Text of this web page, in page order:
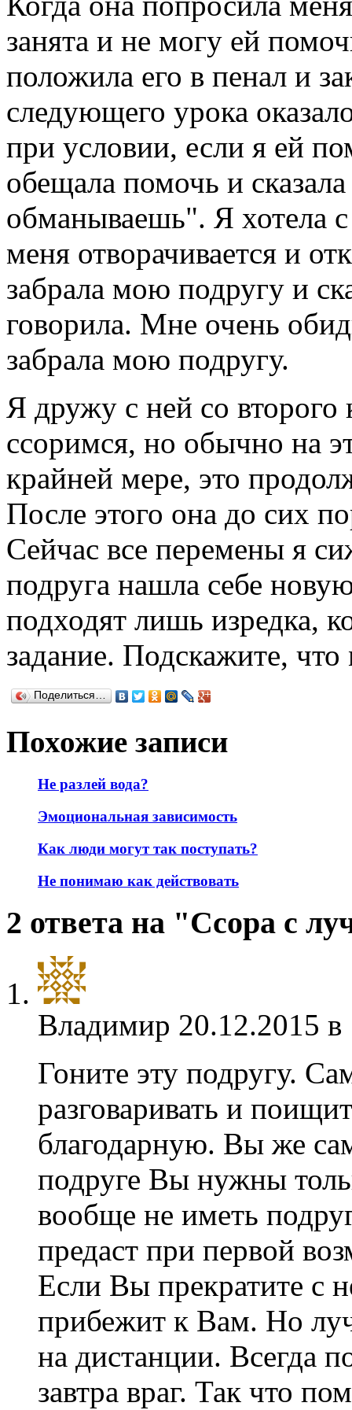
занята и не могу ей
положила его в пенал и
следующего урока
при условии, если я ей
обещала помочь и
обманываешь". Я хотела
меня отворачивается и
забрала мою подругу и
говорила. Мне очень
забрала мою подругу.
Я дружу с ней со второго
ссоримся, но обычно на
крайней мере, это
После этого она до сих
Сейчас все перемены я
подруга нашла себе
подходят лишь изредка,
задание. Подскажите, что
Поделиться…
Похожие записи
Не разлей вода?
Эмоциональная зависимость
Как люди могут так поступать?
Не понимаю как действовать
2 ответа на "Ссора с
Владимир 20.12.2015
Гоните эту подругу.
разговаривать и
благодарную. Вы же
подруге Вы нужны
вообще не иметь
предаст при первой
Если Вы прекратите с
прибежит к Вам. Но
на дистанции. Всегда
завтра враг. Так что